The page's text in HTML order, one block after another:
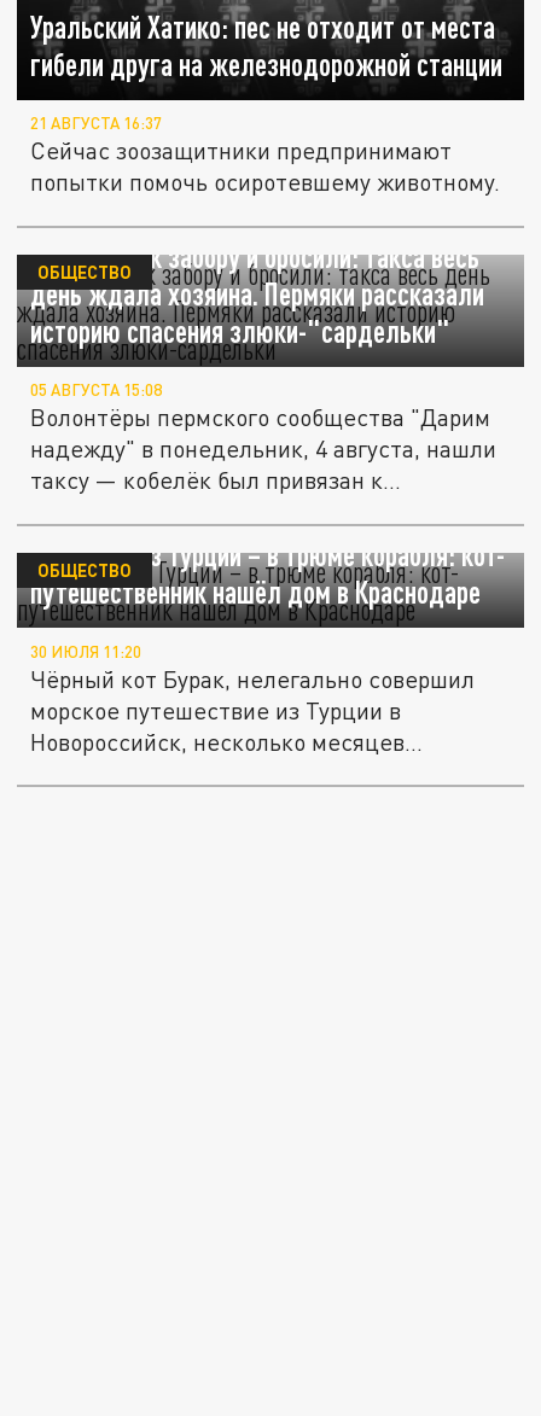
Уральский Хатико: пес не отходит от места
гибели друга на железнодорожной станции
21 АВГУСТА 16:37
Сейчас зоозащитники предпринимают
попытки помочь осиротевшему животному.
Привязали к забору и бросили: такса весь
день ждала хозяина. Пермяки рассказали
историю спасения злюки-"сардельки"
ОБЩЕСТВО
05 АВГУСТА 15:08
Волонтёры пермского сообщества "Дарим
надежду" в понедельник, 4 августа, нашли
таксу — кобелёк был привязан к...
В Россию из Турции – в трюме корабля: кот-
путешественник нашёл дом в Краснодаре
ОБЩЕСТВО
30 ИЮЛЯ 11:20
Чёрный кот Бурак, нелегально совершил
морское путешествие из Турции в
Новороссийск, несколько месяцев...